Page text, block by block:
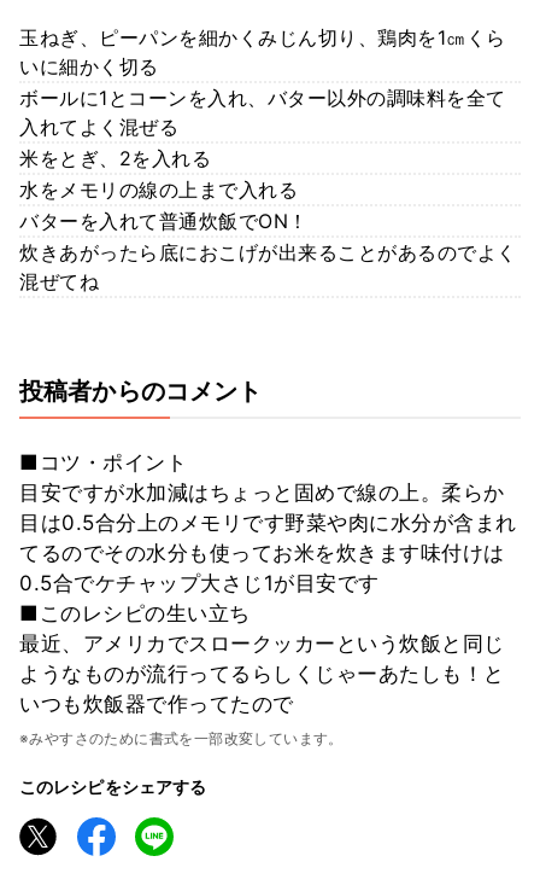
玉ねぎ、ピーパンを細かくみじん切り、鶏肉を1㎝くら
いに細かく切る
ボールに1とコーンを入れ、バター以外の調味料を全て
入れてよく混ぜる
米をとぎ、2を入れる
水をメモリの線の上まで入れる
バターを入れて普通炊飯でON！
炊きあがったら底におこげが出来ることがあるのでよく
混ぜてね
投稿者からのコメント
■コツ・ポイント
目安ですが水加減はちょっと固めで線の上。柔らか
目は0.5合分上のメモリです野菜や肉に水分が含まれ
てるのでその水分も使ってお米を炊きます味付けは
0.5合でケチャップ大さじ1が目安です
■このレシピの生い立ち
最近、アメリカでスロークッカーという炊飯と同じ
ようなものが流行ってるらしくじゃーあたしも！と
いつも炊飯器で作ってたので
※みやすさのために書式を一部改変しています。
このレシピをシェアする